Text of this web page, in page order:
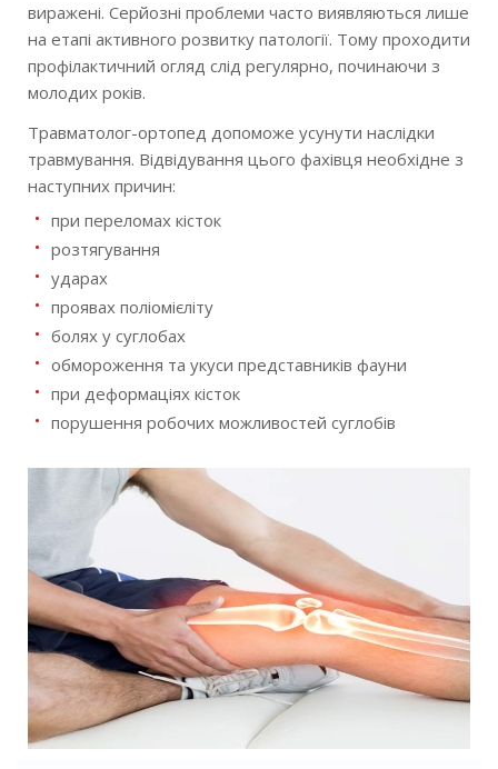
виражені. Серйозні проблеми часто виявляються лише
на етапі активного розвитку патології. Тому проходити
профілактичний огляд слід регулярно, починаючи з
молодих років.
Травматолог-ортопед допоможе усунути наслідки
травмування. Відвідування цього фахівця необхідне з
наступних причин:
при переломах кісток
розтягування
ударах
проявах поліомієліту
болях у суглобах
обмороження та укуси представників фауни
при деформаціях кісток
порушення робочих можливостей суглобів